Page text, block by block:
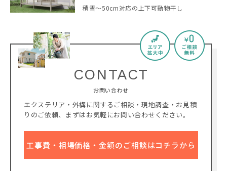
積雪～50cm対応の上下可動物干し
CONTACT
お問い合わせ
エクステリア・外構に関するご相談・現地調査・お見積
りのご依頼、
まずはお気軽にお問い合わせください。
工事費・相場価格・金額のご相談はコチラから